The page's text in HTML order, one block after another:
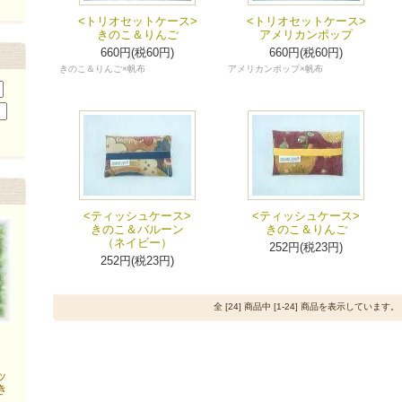
<トリオセットケース>
きのこ＆りんご
660円(税60円)
きのこ＆りんご×帆布
<トリオセットケース>
アメリカンポップ
660円(税60円)
アメリカンポップ×帆布
<ティッシュケース>
きのこ＆バルーン
（ネイビー）
252円(税23円)
<ティッシュケース>
きのこ＆りんご
252円(税23円)
全 [24] 商品中 [1-24] 商品を表示しています。